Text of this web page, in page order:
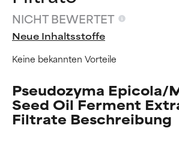
NICHT BEWERTET
Neue Inhaltsstoffe
Keine bekannten Vorteile
Pseudozyma Epicola/
Seed Oil Ferment
Filtrate Beschreibung